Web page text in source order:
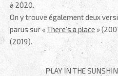
à 2020.
On y trouve également deux
parus sur «There’s a place »
(2019).
PLAY IN THE